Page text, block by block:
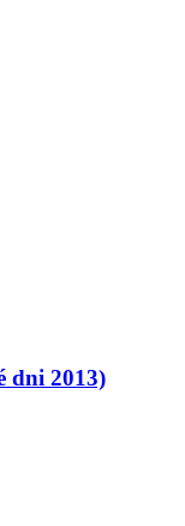
dni 2013)